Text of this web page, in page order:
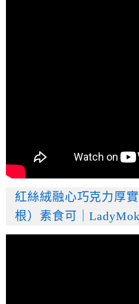
紅絲絨融心巧克力厚
根）素食可｜